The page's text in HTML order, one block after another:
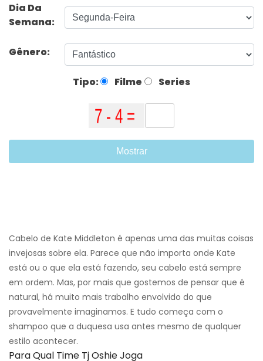
Dia Da
Semana:
Gênero:
Tipo: Filme Series
Mostrar
Cabelo de Kate Middleton é apenas uma das muitas coisas
invejosas sobre ela. Parece que não importa onde Kate
está ou o que ela está fazendo, seu cabelo está sempre
em ordem. Mas, por mais que gostemos de pensar que é
natural, há muito mais trabalho envolvido do que
provavelmente imaginamos. E tudo começa com o
shampoo que a duquesa usa antes mesmo de qualquer
estilo acontecer.
Para Qual Time Tj Oshie Joga